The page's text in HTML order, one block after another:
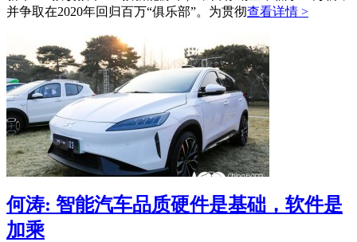
并争取在2020年回归百万“俱乐部”。为贯彻查看详情 >
何涛: 智能汽车品质硬件是基础，软件是
加乘